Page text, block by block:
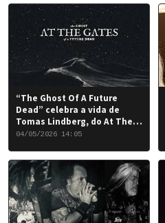
“The Ghost Of A Future
Dead” celebra a vida de
Tomas Lindberg, do At The
Gates
04/05/2026 14:05